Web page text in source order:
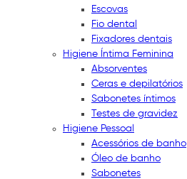
Escovas
Fio dental
Fixadores dentais
Higiene Íntima Feminina
Absorventes
Ceras e depilatórios
Sabonetes íntimos
Testes de gravidez
Higiene Pessoal
Acessórios de banho
Óleo de banho
Sabonetes